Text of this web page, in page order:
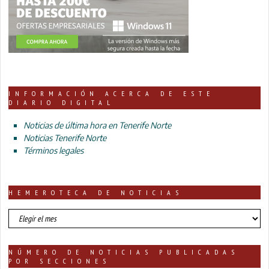
INFORMACIÓN ACERCA DE ESTE
DIARIO DIGITAL
Noticias de última hora en Tenerife Norte
Noticias Tenerife Norte
Términos legales
HEMEROTECA DE NOTICIAS
HEMEROTECA
DE
NÚMERO DE NOTICIAS PUBLICADAS
POR SECCIONES